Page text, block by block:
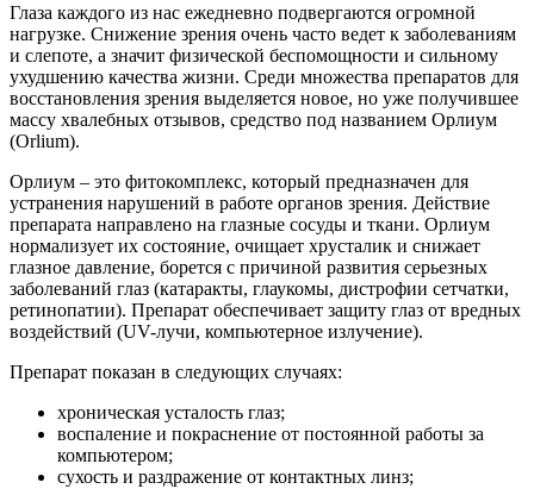
Глаза каждого из нас ежедневно подвергаются огромной
нагрузке. Снижение зрения очень часто ведет к заболеваниям
и слепоте, а значит физической беспомощности и сильному
ухудшению качества жизни. Среди множества препаратов для
восстановления зрения выделяется новое, но уже получившее
массу хвалебных отзывов, средство под названием Орлиум
(Orlium).
Орлиум – это фитокомплекс, который предназначен для
устранения нарушений в работе органов зрения. Действие
препарата направлено на глазные сосуды и ткани. Орлиум
нормализует их состояние, очищает хрусталик и снижает
глазное давление, борется с причиной развития серьезных
заболеваний глаз (катаракты, глаукомы, дистрофии сетчатки,
ретинопатии). Препарат обеспечивает защиту глаз от вредных
воздействий (UV-лучи, компьютерное излучение).
Препарат показан в следующих случаях:
хроническая усталость глаз;
воспаление и покраснение от постоянной работы за
компьютером;
сухость и раздражение от контактных линз;